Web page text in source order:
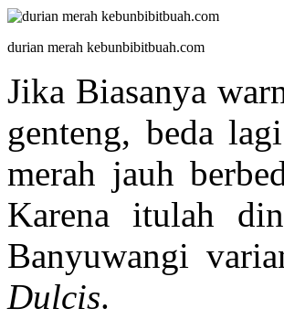
durian merah kebunbibitbuah.com
Jika Biasanya
genteng, beda
merah jauh
Karena itulah
Banyuwangi
Dulcis.